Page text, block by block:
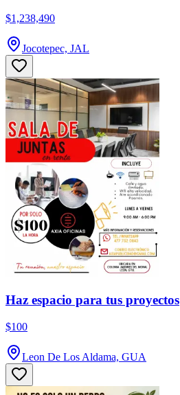
$1,238,490
Jocotepec, JAL
Haz espacio para tus proyectos
$100
Leon De Los Aldama, GUA